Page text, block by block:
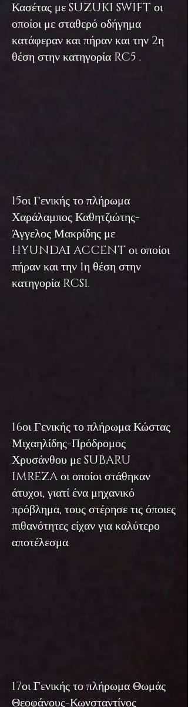
Κασέτας με SUZUKI SWIFT οι
οποίοι με σταθερό οδήγημα
κατάφεραν και πήραν και την 2η
θέση στην κατηγορία RC5 .
15οι Γενικής το πλήρωμα
Χαράλαμπος Καθητζιώτης-
Άγγελος Μακρίδης με
HYUNDAΙ ACCENT οι οποίοι
πήραν και την 1η θέση στην
κατηγορία RCS1.
16οι Γενικής το πλήρωμα Κώστας
Μιχαηλίδης-Πρόδρομος
Χρυσάνθου με SUBARU
IMREZA οι οποίοι στάθηκαν
άτυχοι, γιατί ένα μηχανικό
πρόβλημα, τους στέρησε τις όποιες
πιθανότητες είχαν για καλύτερο
αποτέλεσμα.
17οι Γενικής το πλήρωμα Θωμάς
Θεοφάνους-Κωνσταντίνος